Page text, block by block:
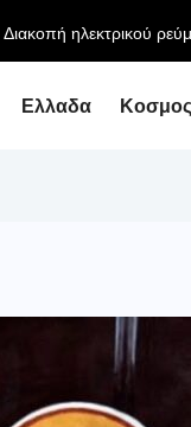
Ελλαδα Κοσμος